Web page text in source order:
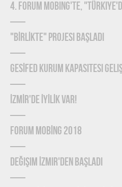
4. Forum Mobing'te,
"BİRLİKTE" Projesi Başladı
GESİFED Kurum Kapasitesi
İZMİR'de İYİLİK Var!
FORUM MOBİNG 2018
Değişim İzmir'den Başladı